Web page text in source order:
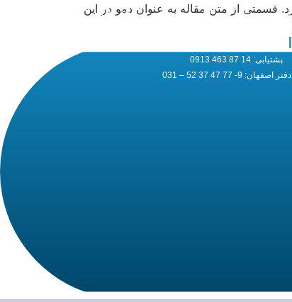
قسمتی از متن مقاله به عنوان دمو در این
اصلی، حد فاصل خیابان ششم و هفتم، پلاک 5/1
پشتیابی: 14 87 463 0913
دفتر اصفهان: 9- 77 47 37 52 – 031